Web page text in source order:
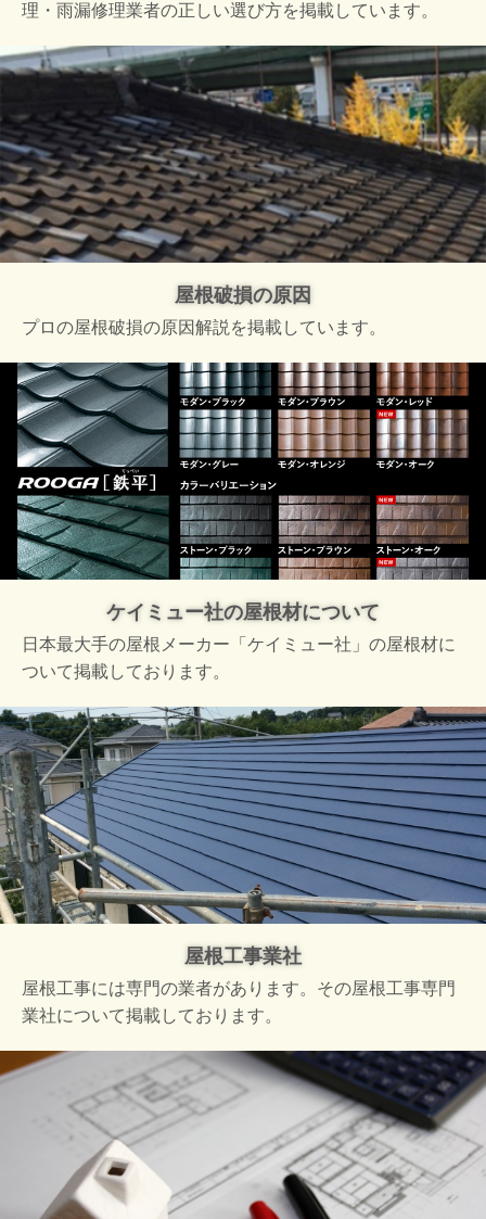
理・雨漏修理業者の正しい選び方を掲載しています。
屋根破損の原因
プロの屋根破損の原因解説を掲載しています。
ケイミュー社の屋根材について
日本最大手の屋根メーカー「ケイミュー社」の屋根材に
ついて掲載しております。
屋根工事業社
屋根工事には専門の業者があります。その屋根工事専門
業社について掲載しております。